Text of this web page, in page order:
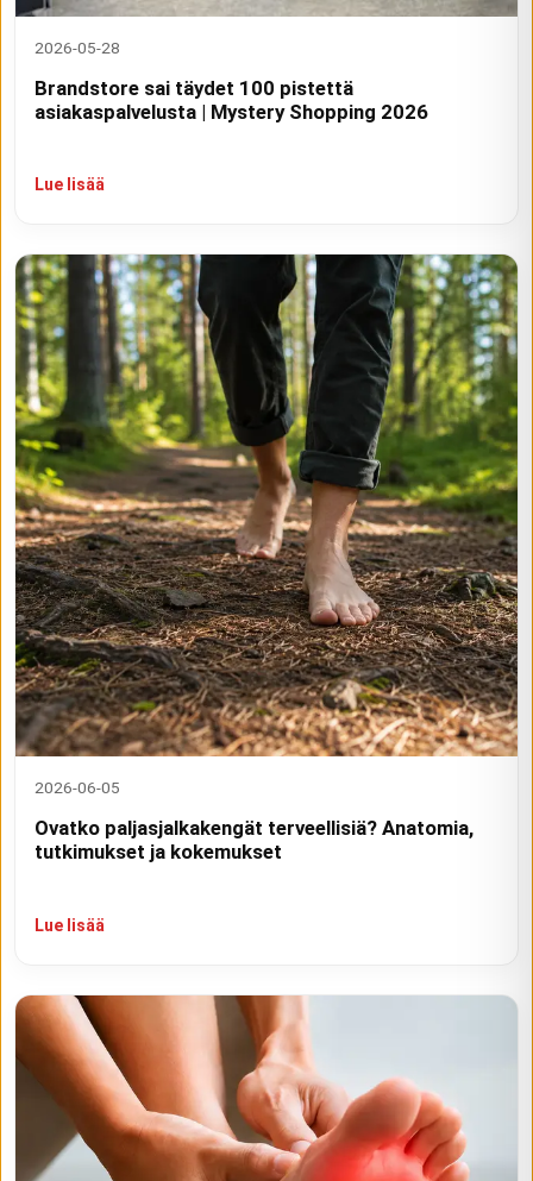
2026-05-28
Brandstore sai täydet 100 pistettä
asiakaspalvelusta | Mystery Shopping 2026
Lue lisää
2026-06-05
Ovatko paljasjalkakengät terveellisiä? Anatomia,
tutkimukset ja kokemukset
Lue lisää